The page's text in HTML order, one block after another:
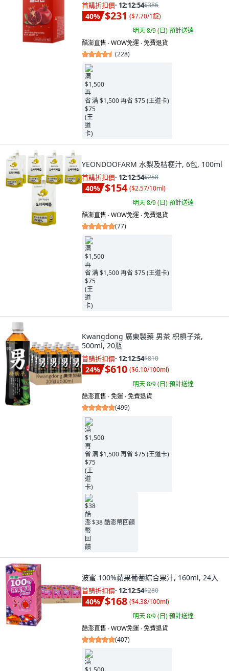
首購折扣價· 12:12:53$386
40% $231 ($7.70/1錠)
明天 8/9 (日)預計送達
酷澎直售 ∙ WOW免運 ∙ 免費退貨
(228)
满 $1,500 再省 $75 (王道卡)
YEONDOOFARM 水梨及桔梗汁, 6包, 100ml
首購折扣價· 12:12:53$258
40% $154 ($2.57/10ml)
明天 8/9 (日)預計送達
酷澎直售 ∙ WOW免運 ∙ 免費退貨
(77)
满 $1,500 再省 $75 (王道卡)
Kwangdong 廣東製藥 男茶 枳椇子茶,
500ml, 20瓶
首購折扣價· 12:12:53$810
24% $610 ($6.10/100ml)
明天 8/9 (日)預計送達
酷澎直售 ∙ 免運 ∙ 免費退貨
(499)
满 $1,500 再省 $75 (王道卡)
$38 酷澎幣回饋
波蜜 100%蘋果葡萄綜合果汁, 160ml, 24入
首購折扣價· 12:12:53$280
40% $168 ($4.38/100ml)
明天 8/9 (日)預計送達
酷澎直售 ∙ WOW免運 ∙ 免費退貨
(407)